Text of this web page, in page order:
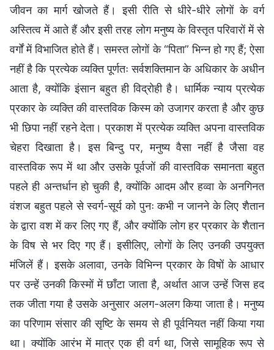
जीवन का मार्ग खोजते हैं। इसी रीति से धीरे-धीरे लोगों के वर्ग
अस्तित्व में आते हैं और इसी तरह लोग मनुष्य के विस्तृत परिवारों में से
वर्गों में विभाजित होते हैं। समस्त लोगों के “पिता” भिन्न हो गए हैं; ऐसा
नहीं है कि प्रत्येक व्यक्ति पूर्णतः सर्वशक्तिमान के अधिकार के अधीन
आता है, क्योंकि इंसान बहुत ही विद्रोही है। धार्मिक न्याय प्रत्येक
प्रकार के व्यक्ति की वास्तविक किस्म को उजागर करता है और कुछ
भी छिपा नहीं रहने देता। प्रकाश में प्रत्येक व्यक्ति अपना वास्तविक
चेहरा दिखाता है। इस बिन्दु पर, मनुष्य वैसा नहीं है जैसा वह
वास्तविक रूप में था और उसके पूर्वजों की वास्तविक समानता बहुत
पहले ही अन्तर्धान हो चुकी है, क्योंकि आदम और हव्वा के अनगिनत
वंशज बहुत पहले से स्वर्ग-सूर्य को पुनः कभी न जानने के लिए शैतान
के द्वारा वश में कर लिए गए हैं, और क्योंकि लोग हर प्रकार के शैतान
के विष से भर दिए गए हैं। इसीलिए, लोगों के लिए उनकी उपयुक्त
मंजिलें हैं। इसके अलावा, उनके विभिन्न प्रकार के विषों के आधार
पर उन्हें उनकी किस्मों में छाँटा जाता है, अर्थात आज उन्हें जिस हद
तक जीता गया है उसके अनुसार अलग-अलग किया जाता है। मनुष्य
का परिणाम संसार की सृष्टि के समय से ही पूर्वनियत नहीं किया गया
था। क्योंकि आरंभ में मात्र एक ही वर्ग था, जिसे सामूहिक रूप से